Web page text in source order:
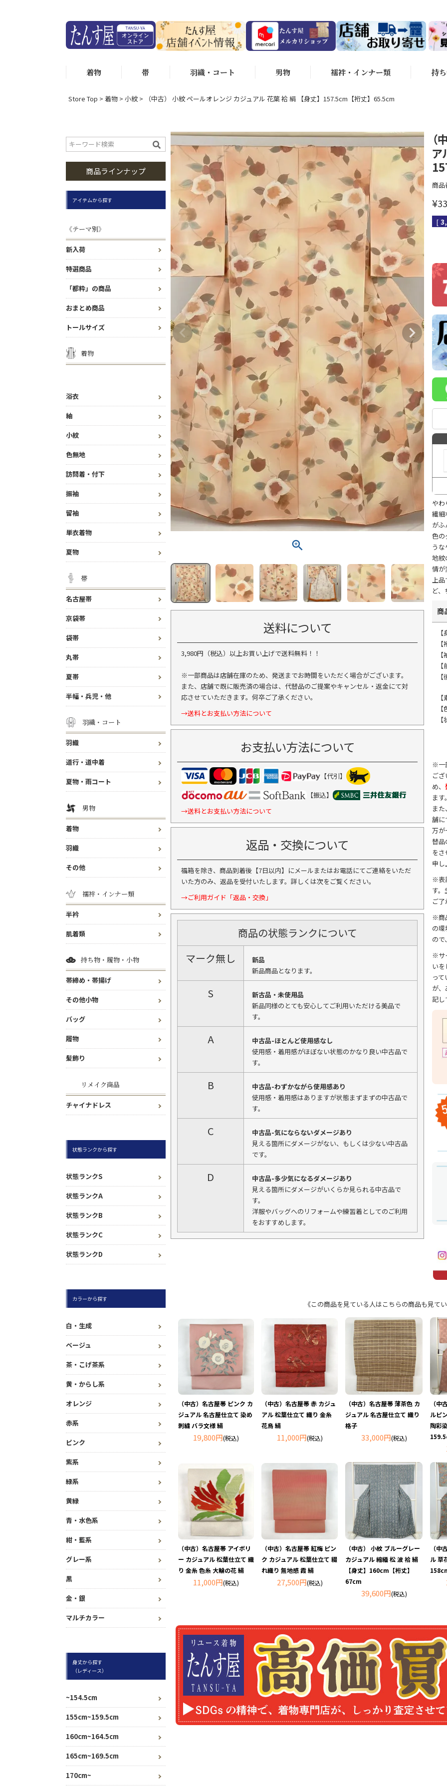
着物 帯 羽織・コート 男物 襦袢・インナー類 持
Store Top 着物 小紋 （中古） 小紋 ペールオレンジ カジュアル 花葉 袷 絹 【身丈】157.5cm【裄丈】65.5cm
商品ラインナップ
アイテムから探す
《テーマ別》
新入荷
特選商品
「都粋」の商品
おまとめ商品
トールサイズ
着物
浴衣
紬
小紋
色無地
訪問着・付下
振袖
留袖
単衣着物
夏物
帯
名古屋帯
京袋帯
袋帯
丸帯
夏帯
半幅・兵児・他
羽織・コート
羽織
道行・道中着
夏物・雨コート
男物
着物
羽織
その他
襦袢・インナー類
半衿
肌着類
持ち物・履物・小物
帯締め・帯揚げ
その他小物
バッグ
履物
髪飾り
リメイク商品
チャイナドレス
状態ランクから探す
状態ランクS
状態ランクA
状態ランクB
状態ランクC
状態ランクD
カラーから探す
白・生成
ベージュ
茶・こげ茶系
黄・からし系
オレンジ
赤系
ピンク
紫系
緑系
黄緑
青・水色系
紺・藍系
グレー系
黒
金・銀
マルチカラー
身丈から探す
（レディース）
~154.5cm
155cm~159.5cm
160cm~164.5cm
165cm~169.5cm
170cm~
送料について
3,980円（税込）以上お買い上げで送料無料！！
※一部商品は店舗在庫のため、発送までお時間をいただく場合がございます。
また、店舗で既に販売済の場合は、代替品のご提案やキャンセル・返金にて対
応させていただきます。何卒ご了承ください。
→送料とお支払い方法について
お支払い方法について
【代引】
【振込】
→送料とお支払い方法について
返品・交換について
福箱を除き、商品到着後【7日以内】にメールまたはお電話にてご連絡をいただ
いた方のみ、返品を受付いたします。詳しくは次をご覧ください。
→ご利用ガイド「返品・交換」
商品の状態ランクについて
マーク無し
新品
新品商品となります。
S
新古品・未使用品
新品同様のとても安心してご利用いただける美品で
す。
A
中古品-ほとんど使用感なし
使用感・着用感がほぼない状態のかなり良い中古品で
す。
B
中古品-わずかながら使用感あり
使用感・着用感はありますが状態まずまずの中古品で
す。
C
中古品-気にならないダメージあり
見える箇所にダメージがない、もしくは少ない中古品
です。
D
中古品-多少気になるダメージあり
見える箇所にダメージがいくらか見られる中古品で
す。
洋服やバッグへのリフォームや練習着としてのご利用
をおすすめします。
（
ア
商品
¥
[
や
繊細
が
色の
う
地紋
情が
上品
ど
商
※一
ご
め、
ます
ま
舗に
万が
替品
を
申し
※表
す
ご
※商
の
の
※サ
い
っ
が
記し
《この商品を見ている人はこちらの商品も見て
（中古）名古屋帯 ピンク カ
ジュアル 名古屋仕立て 染め
刺繍 バラ文様 絹
19,800円(税込)
（中古）名古屋帯 赤 カジュ
アル 松葉仕立て 織り 金糸
花鳥 絹
11,000円(税込)
（中古）名古屋帯 薄茶色 カ
ジュアル 名古屋仕立て 織り
格子
33,000円(税込)
（中
ルピ
陶彩
（中古）名古屋帯 アイボリ
ー カジュアル 松葉仕立て 織
り 金糸 色糸 大輪の花 絹
11,000円(税込)
（中古）名古屋帯 紅梅 ピン
ク カジュアル 松葉仕立て 綴
れ織り 無地感 霞 絹
27,500円(税込)
（中古） 小紋 ブルーグレー
カジュアル 縮緬 松 波 袷 絹
【身丈】160cm【裄丈】
67cm
39,600円(税込)
（中
ル 草